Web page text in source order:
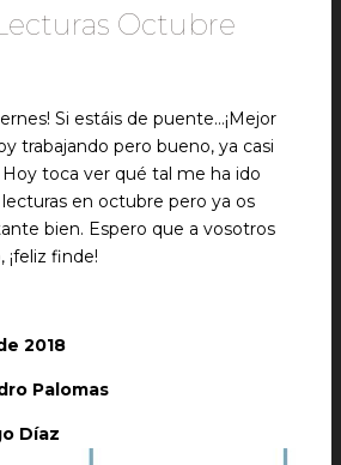
Octubre
Si estáis de puente…¡Mejor
trabajando pero bueno, ya casi
toca ver qué tal me ha ido
lecturas en octubre pero ya os
bien. Espero que a vosotros
finde!
2018
Palomas
Díaz